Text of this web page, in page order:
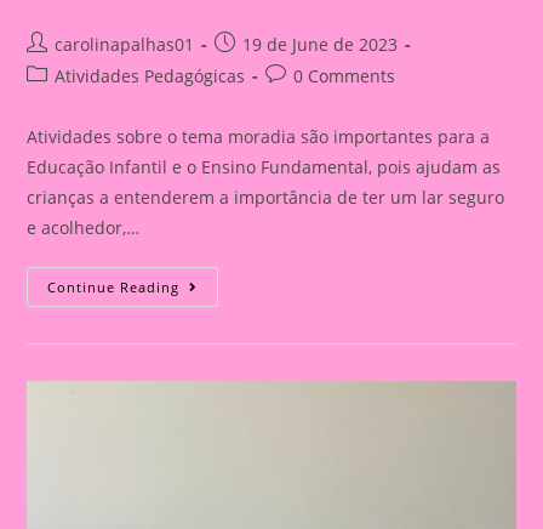
Post
author:
carolinapalhas01
Post
published:
19 de June de 2023
PostAtividades Pedagógicas
Post0 Comments
Atividades sobre o tema moradia são importantes para a
Educação Infantil e o Ensino Fundamental, pois ajudam as
crianças a entenderem a importância de ter um lar seguro
e acolhedor,…
Continue Reading Atividade
Com
Tema